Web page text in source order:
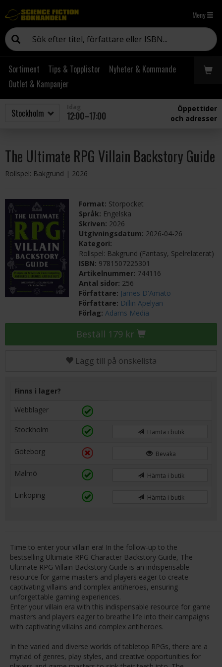
Meny
Sortiment Tips & Topplistor
Nyheter & Kommande
Outlet & Kampanjer
12:00–17:00
Öppettider
och adresser
The Ultimate RPG Villain Backstory Guide
Rollspel: Bakgrund | 2026
Format: Storpocket
Språk: Engelska
Skriven: 2026
Utgivningsdatum: 2026-04-26
Kategori:
Rollspel: Bakgrund (Fantasy, Spelrelaterat)
ISBN: 9781507225301
Artikelnummer: 744116
Antal sidor: 256
Författare: James D'Amato
Författare: Dillin Apelyan
Förlag:Adams Media
Beställ 179 kr
Lägg till på önskelista
Finns i lager?
Webblager
Stockholm Hämta i butik
Göteborg Bevaka
Malmö Hämta i butik
Linköping Hämta i butik
Time to enter your villain era! In the follow-up to the
bestselling Ultimate RPG Character Backstory Guide, The
Ultimate RPG Villain Backstory Guide is an indispensable
resource for game masters and players eager to create
captivating villains and complex antiheroes, ensuring
unforgettable gaming experiences.
Enter your villain era with this indispensable resource for game
masters and players eager to breathe life into their campaigns
with captivating villains and complex antiheroes.
In the varied and diverse worlds of tabletop RPGs, there are a
myriad of genres, play styles, and creative opportunities for